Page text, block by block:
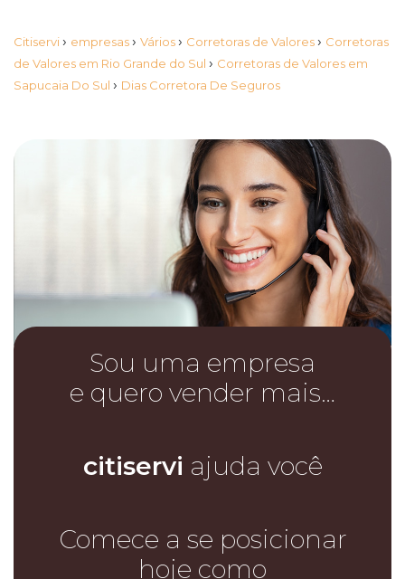
Citiservi › empresas › Vários › Corretoras de Valores › Corretoras
de Valores em Rio Grande do Sul › Corretoras de Valores em
Sapucaia Do Sul › Dias Corretora De Seguros
Sou uma empresa
e quero vender mais…
citiservi ajuda você
Comece a se posicionar
hoje como